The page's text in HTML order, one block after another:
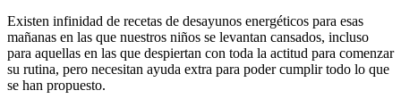
Existen infinidad de recetas de desayunos energéticos para esas
mañanas en las que nuestros niños se levantan cansados, incluso
para aquellas en las que despiertan con toda la actitud para comenzar
su rutina, pero necesitan ayuda extra para poder cumplir todo lo que
se han propuesto.